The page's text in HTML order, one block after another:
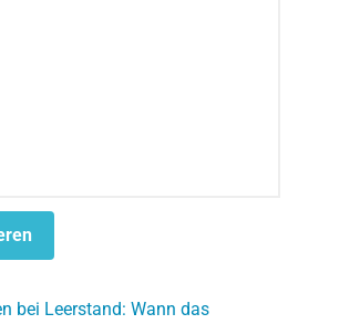
bei Leerstand: Wann das